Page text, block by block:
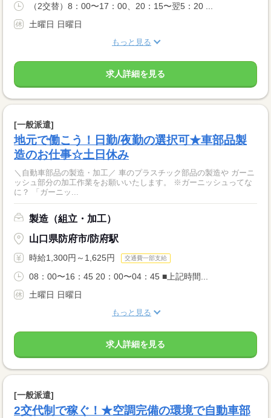
（2交替）8：00〜17：00、20：15〜翌5：20 ...
土曜日 日曜日
もっと見る
求人詳細を見る
[一般派遣]
地元で働こう！日勤/夜勤の選択可★車部品製
造のお仕事☆土日休み
＼自動車部品の製造・加工／ 車のプラスチック部品の製造や ガーニ
ッシュ部分の加工作業をお願いいたします。 ※ガーニッシュってな
に？ 「ガーニッ...
製造（組立・加工）
山口県防府市/防府駅
時給1,300円～1,625円 交通費一部支給
08：00〜16：45 20：00〜04：45 ■上記時間...
土曜日 日曜日
もっと見る
求人詳細を見る
[一般派遣]
2交代制で稼ぐ！★空調完備の環境で自動車部